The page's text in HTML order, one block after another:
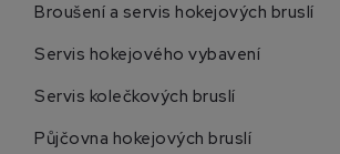
Broušení a servis hokejových bruslí
Servis hokejového vybavení
Servis kolečkových bruslí
Půjčovna hokejových bruslí